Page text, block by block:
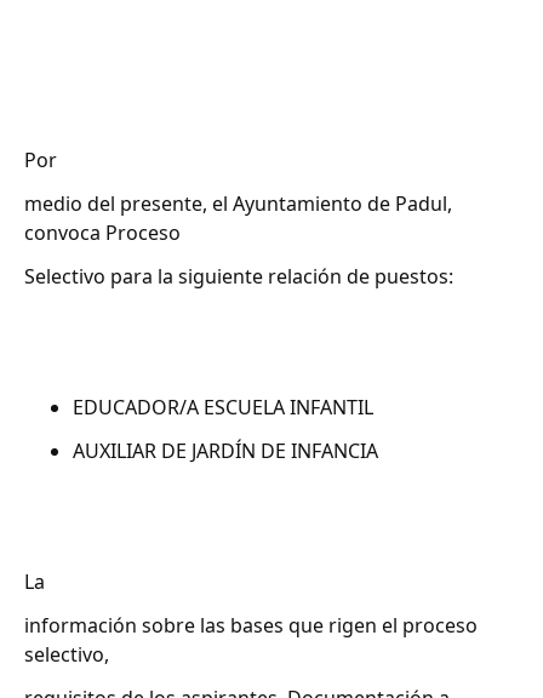
Por
medio del presente, el Ayuntamiento de Padul,
convoca Proceso
Selectivo para la siguiente relación de puestos:
EDUCADOR/A ESCUELA INFANTIL
AUXILIAR DE JARDÍN DE INFANCIA
La
información sobre las bases que rigen el proceso
selectivo,